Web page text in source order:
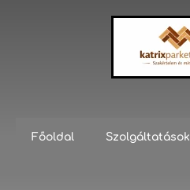
Főoldal Szolgáltatások